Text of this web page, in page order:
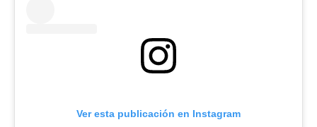
Ver esta publicación en Instagram